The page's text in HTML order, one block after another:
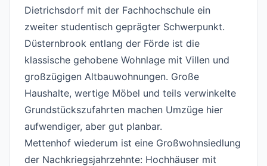
Dietrichsdorf mit der Fachhochschule ein
zweiter studentisch geprägter Schwerpunkt.
Düsternbrook entlang der Förde ist die
klassische gehobene Wohnlage mit Villen und
großzügigen Altbauwohnungen. Große
Haushalte, wertige Möbel und teils verwinkelte
Grundstückszufahrten machen Umzüge hier
aufwendiger, aber gut planbar.
Mettenhof wiederum ist eine Großwohnsiedlung
der Nachkriegsjahrzehnte: Hochhäuser mit